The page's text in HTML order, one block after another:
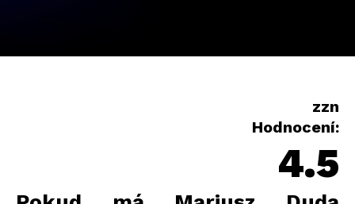
zzn
Hodnocení:
4.5